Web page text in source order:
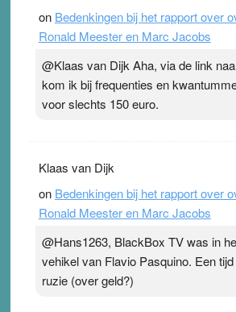
on Bedenkingen bij het rapport over
Ronald Meester en Marc Jacobs
@Klaas van Dijk Aha, via de link
kom ik bij frequenties en
voor slechts 150 euro.
Klaas van Dijk
on Bedenkingen bij het rapport over
Ronald Meester en Marc Jacobs
@Hans1263, BlackBox TV was in
vehikel van Flavio Pasquino. Een
ruzie (over geld?)